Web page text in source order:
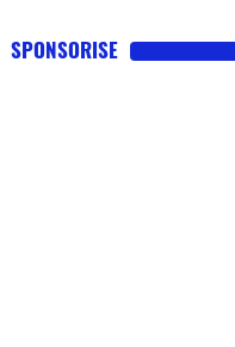
SPONSORISE